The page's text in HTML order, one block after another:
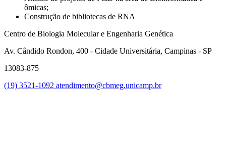
ômicas;
Construção de bibliotecas de RNA
Centro de Biologia Molecular e Engenharia Genética
Av. Cândido Rondon, 400 - Cidade Universitária, Campinas - SP
13083-875
(19) 3521-1092 atendimento@cbmeg.unicamp.br